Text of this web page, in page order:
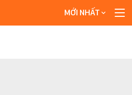
MỚI NHẤT